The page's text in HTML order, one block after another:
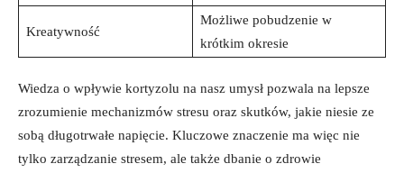
Kreatywność
Możliwe pobudzenie w
krótkim okresie
Wiedza o wpływie kortyzolu na nasz umysł pozwala na lepsze
zrozumienie mechanizmów stresu oraz skutków, jakie niesie ze
sobą długotrwałe napięcie. Kluczowe znaczenie ma więc nie
tylko zarządzanie stresem, ale także dbanie o zdrowie